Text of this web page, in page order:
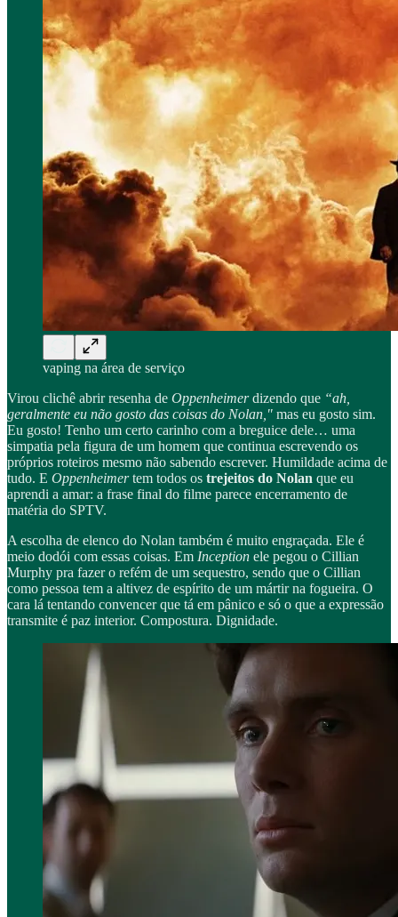
vaping na área de serviço
Virou clichê abrir resenha de Oppenheimerdizendo que “ah,
geralmente eu não gosto das coisas do Nolan," mas eu gosto sim.
Eu gosto! Tenho um certo carinho com a breguice dele… uma
simpatia pela figura de um homem que continua escrevendo os
próprios roteiros mesmo não sabendo escrever. Humildade acima de
tudo. E Oppenheimertem todos os trejeitos do Nolan que eu
aprendi a amar: a frase final do filme parece encerramento de
matéria do SPTV.
A escolha de elenco do Nolan também é muito engraçada. Ele é
meio dodói com essas coisas. Em Inception ele pegou o Cillian
Murphy pra fazer o refém de um sequestro, sendo que o Cillian
como pessoa tem a altivez de espírito de um mártir na fogueira. O
cara lá tentando convencer que tá em pânico e só o que a expressão
transmite é paz interior. Compostura. Dignidade.